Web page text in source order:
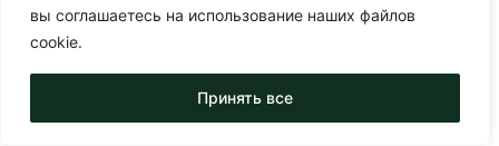
вы соглашаетесь на использование наших файлов
cookie.
Принять все
Финальная часть форсайт-сессии была не менее
насыщенной, чем доклады. Своими размышлениями
поделились:
🔹 Дмитрий Григорьевич Передня, заведующий